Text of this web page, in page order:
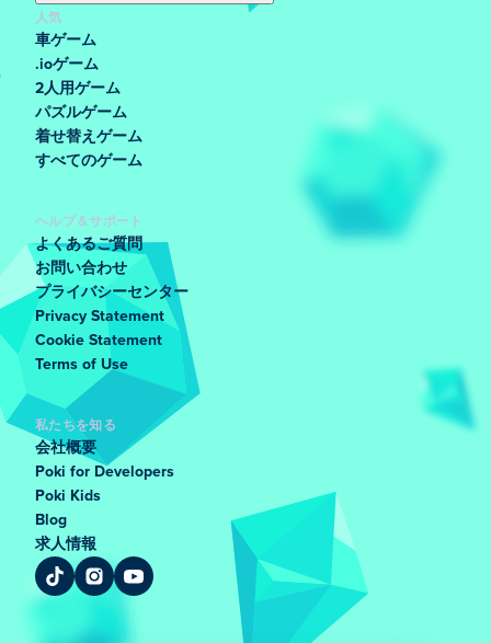
人気
車ゲーム
.ioゲーム
2人用ゲーム
パズルゲーム
着せ替えゲーム
すべてのゲーム
ヘルプ＆サポート
よくあるご質問
お問い合わせ
プライバシーセンター
Privacy Statement
Cookie Statement
Terms of Use
私たちを知る
会社概要
Poki for Developers
Poki Kids
Blog
求人情報